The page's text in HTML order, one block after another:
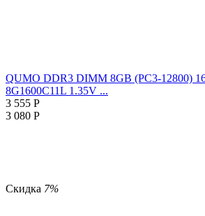
QUMO DDR3 DIMM 8GB (PC3-12800)
8G1600C11L 1.35V ...
3 555 Р
3 080 Р
Скидка 7%